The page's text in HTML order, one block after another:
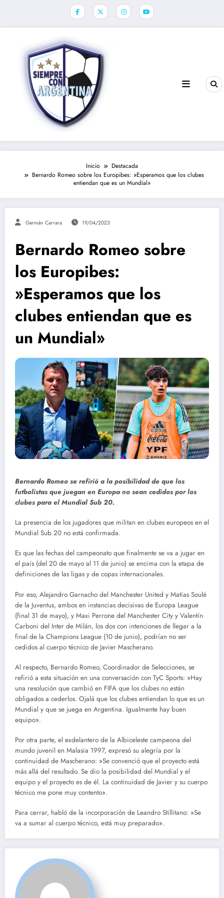
Inicio
Destacada
Bernardo Romeo sobre los Europibes: »Esperamos que los clubes
entiendan que es un Mundial»
Germán Carrara 19/04/2023
Bernardo Romeo sobre
los Europibes:
»Esperamos que los
clubes entiendan que es
un Mundial»
Bernardo Romeo se refirió a la posibilidad de que los
futbolistas que juegan en Europa no sean cedidos por los
clubes para el Mundial Sub 20.
La presencia de los jugadores que militan en clubes europeos en el
Mundial Sub 20 no está confirmada.
Es que las fechas del campeonato que finalmente se va a jugar en
el país (del 20 de mayo al 11 de junio) se encima con la etapa de
definiciones de las ligas y de copas internacionales.
Por eso, Alejandro Garnacho del Manchester United y Matías Soulé
de la Juventus, ambos en instancias decisivas de Europa League
(final 31 de mayo), y Maxi Perrone del Manchester City y Valentín
Carboni del Inter de Milán, los dos con intenciones de llegar a la
final de la Champions League (10 de junio), podrían no ser
cedidos al cuerpo técnico de Javier Mascherano.
Al respecto, Bernardo Romeo, Coordinador de Selecciones, se
refirió a esta situación en una conversación con TyC Sports: »Hay
una resolución que cambió en FIFA que los clubes no están
obligados a cederlos. Ojalá que los clubes entiendan lo que es un
Mundial y que se juega en Argentina. Igualmente hay buen
equipo».
Por otra parte, el exdelantero de la Albiceleste campeona del
mundo juvenil en Malasia 1997, expresó su alegría por la
continuidad de Mascherano: »Se convenció que el proyecto está
más allá del resultado. Se dio la posibilidad del Mundial y el
equipo y el proyecto es de él. La continuidad de Javier y su cuerpo
técnico me pone muy contento».
Para cerrar, habló de la incorporación de Leandro Stillitano: »Se
va a sumar al cuerpo técnico, está muy preparado».